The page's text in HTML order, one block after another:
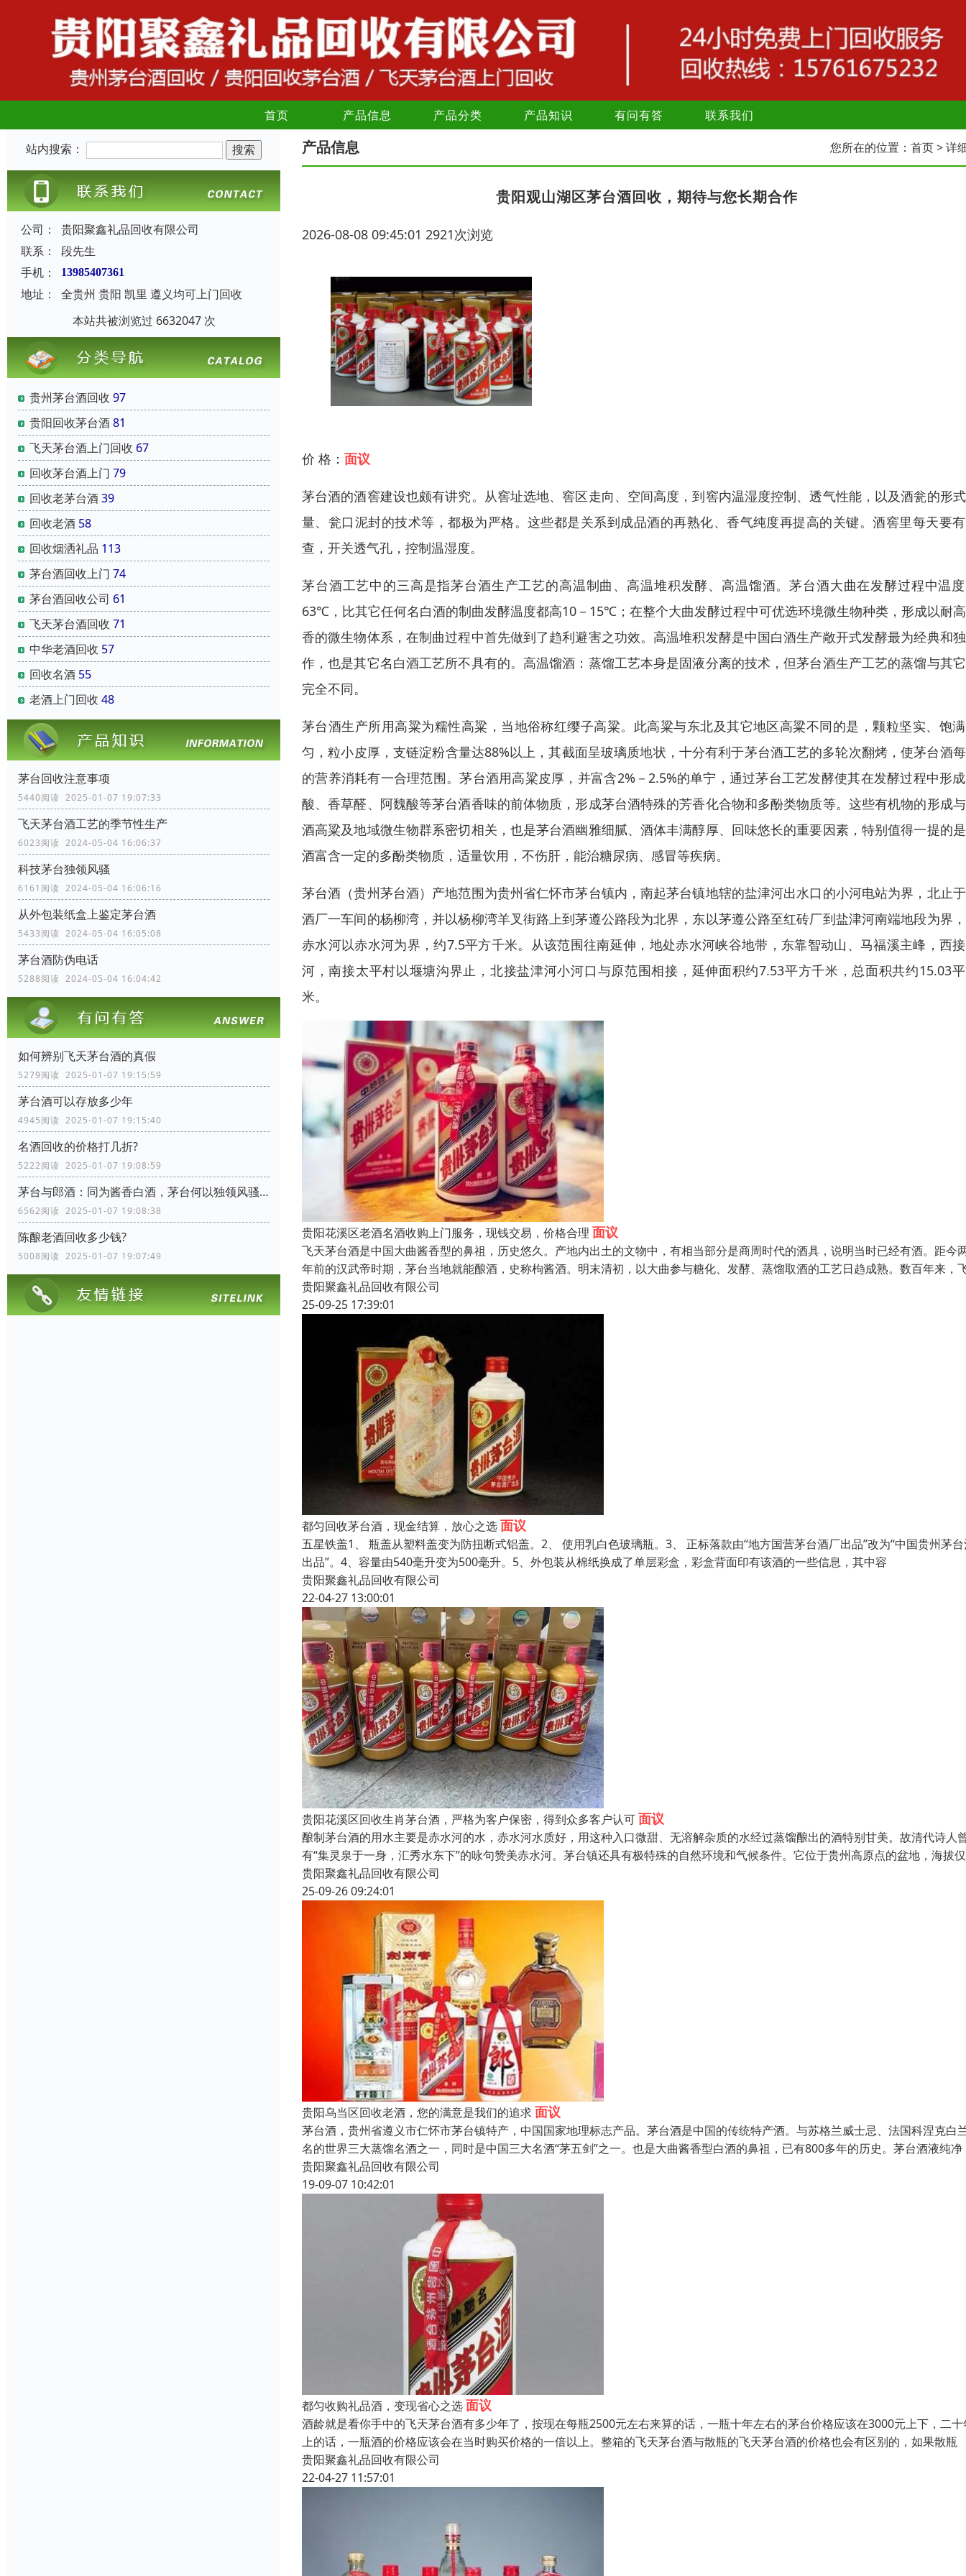
首页 产品信息 产品分类 产品知识 有问有答 联系我们
站内搜索：
公司：
贵阳聚鑫礼品回收有限公司
联系：
段先生
手机：
13985407361
地址：
全贵州 贵阳 凯里 遵义均可上门回收
本站共被浏览过 6632047 次
贵州茅台酒回收 97
贵阳回收茅台酒81
飞天茅台酒上门回收 67
回收茅台酒上门 79
回收老茅台酒39
回收老酒 58
回收烟洒礼品 113
茅台酒回收上门 74
茅台酒回收公司 61
飞天茅台酒回收 71
中华老酒回收 57
回收名酒 55
老酒上门回收 48
茅台回收注意事项
5440阅读 2025-01-07 19:07:33
飞天茅台酒工艺的季节性生产
6023阅读 2024-05-04 16:06:37
科技茅台独领风骚
6161阅读 2024-05-04 16:06:16
从外包装纸盒上鉴定茅台酒
5433阅读 2024-05-04 16:05:08
茅台酒防伪电话
5288阅读 2024-05-04 16:04:42
如何辨别飞天茅台酒的真假
5279阅读 2025-01-07 19:15:59
茅台酒可以存放多少年
4945阅读 2025-01-07 19:15:40
名酒回收的价格打几折?
5222阅读 2025-01-07 19:08:59
茅台与郎酒：同为酱香白酒，茅台何以独领风骚？
6562阅读 2025-01-07 19:08:38
陈酿老酒回收多少钱?
5008阅读 2025-01-07 19:07:49
产品信息 您所在的位置： 首页> 详
贵阳观山湖区茅台酒回收，期待与您长期合作
2026-08-08 09:45:01 2921次浏览
价 格： 面议
茅台酒的酒窖建设也颇有讲究。从窖址选地、窖区走向、空间高度，到窖内温湿度控制、透气性能，以及酒瓮的形
量、瓮口泥封的技术等，都极为严格。这些都是关系到成品酒的再熟化、香气纯度再提高的关键。酒窖里每天要
查，开关透气孔，控制温湿度。
茅台酒工艺中的三高是指茅台酒生产工艺的高温制曲、高温堆积发酵、高温馏酒。茅台酒大曲在发酵过程中温
63℃，比其它任何名白酒的制曲发酵温度都高10－15℃；在整个大曲发酵过程中可优选环境微生物种类，形成以耐
香的微生物体系，在制曲过程中首先做到了趋利避害之功效。高温堆积发酵是中国白酒生产敞开式发酵最为经典和
作，也是其它名白酒工艺所不具有的。高温馏酒：蒸馏工艺本身是固液分离的技术，但茅台酒生产工艺的蒸馏与其
完全不同。
茅台酒生产所用高粱为糯性高粱，当地俗称红缨子高粱。此高粱与东北及其它地区高粱不同的是，颗粒坚实、饱
匀，粒小皮厚，支链淀粉含量达88%以上，其截面呈玻璃质地状，十分有利于茅台酒工艺的多轮次翻烤，使茅台酒
的营养消耗有一合理范围。茅台酒用高粱皮厚，并富含2%－2.5%的单宁，通过茅台工艺发酵使其在发酵过程中形
酸、香草醛、阿魏酸等茅台酒香味的前体物质，形成茅台酒特殊的芳香化合物和多酚类物质等。这些有机物的形成
酒高粱及地域微生物群系密切相关，也是茅台酒幽雅细腻、酒体丰满醇厚、回味悠长的重要因素，特别值得一提的
酒富含一定的多酚类物质，适量饮用，不伤肝，能治糖尿病、感冒等疾病。
茅台酒（贵州茅台酒）产地范围为贵州省仁怀市茅台镇内，南起茅台镇地辖的盐津河出水口的小河电站为界，北止
酒厂一车间的杨柳湾，并以杨柳湾羊叉街路上到茅遵公路段为北界，东以茅遵公路至红砖厂到盐津河南端地段为界
赤水河以赤水河为界，约7.5平方千米。从该范围往南延伸，地处赤水河峡谷地带，东靠智动山、马福溪主峰，西
河，南接太平村以堰塘沟界止，北接盐津河小河口与原范围相接，延伸面积约7.53平方千米，总面积共约15.03
米。
贵阳花溪区老酒名酒收购上门服务，现钱交易，价格合理 面议
飞天茅台酒是中国大曲酱香型的鼻祖，历史悠久。产地内出土的文物中，有相当部分是商周时代的酒具，说明当时已经有酒。距今
年前的汉武帝时期，茅台当地就能酿酒，史称枸酱酒。明末清初，以大曲参与糖化、发酵、蒸馏取酒的工艺日趋成熟。数百年来，
贵阳聚鑫礼品回收有限公司
25-09-25 17:39:01
都匀回收茅台酒，现金结算，放心之选面议
五星铁盖1、 瓶盖从塑料盖变为防扭断式铝盖。2、 使用乳白色玻璃瓶。3、 正标落款由“地方国营茅台酒厂出品”改为“中国贵州茅
出品”。4、容量由540毫升变为500毫升。5、外包装从棉纸换成了单层彩盒，彩盒背面印有该酒的一些信息，其中容
贵阳聚鑫礼品回收有限公司
22-04-27 13:00:01
贵阳花溪区回收生肖茅台酒，严格为客户保密，得到众多客户认可面议
酿制茅台酒的用水主要是赤水河的水，赤水河水质好，用这种入口微甜、无溶解杂质的水经过蒸馏酿出的酒特别甘美。故清代诗人
有“集灵泉于一身，汇秀水东下”的咏句赞美赤水河。茅台镇还具有极特殊的自然环境和气候条件。它位于贵州高原点的盆地，海拔
贵阳聚鑫礼品回收有限公司
25-09-26 09:24:01
贵阳乌当区回收老酒，您的满意是我们的追求面议
茅台酒，贵州省遵义市仁怀市茅台镇特产，中国国家地理标志产品。茅台酒是中国的传统特产酒。与苏格兰威士忌、法国科涅克白
名的世界三大蒸馏名酒之一，同时是中国三大名酒“茅五剑”之一。也是大曲酱香型白酒的鼻祖，已有800多年的历史。茅台酒液纯净
贵阳聚鑫礼品回收有限公司
19-09-07 10:42:01
都匀收购礼品酒，变现省心之选面议
酒龄就是看你手中的飞天茅台酒有多少年了，按现在每瓶2500元左右来算的话，一瓶十年左右的茅台价格应该在3000元上下，二
上的话，一瓶酒的价格应该会在当时购买价格的一倍以上。整箱的飞天茅台酒与散瓶的飞天茅台酒的价格也会有区别的，如果散瓶
贵阳聚鑫礼品回收有限公司
22-04-27 11:57:01